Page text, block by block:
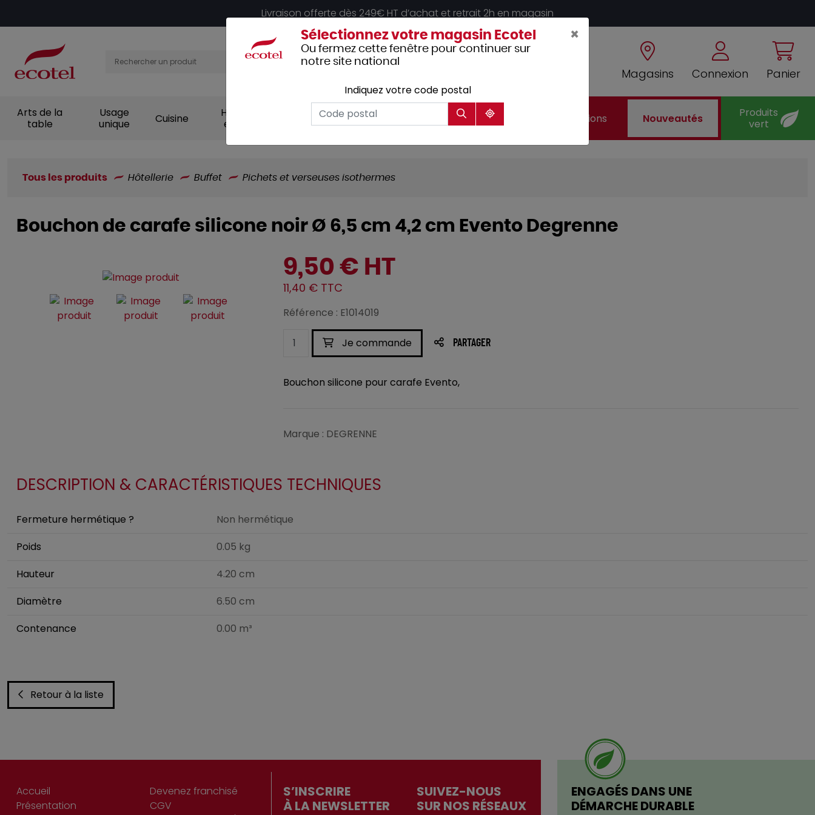
Livraison offerte dès 249€ HT d’achat et retrait 2h en magasin
Magasins Connexion Panier
Arts de la
table
Usage
unique
Cuisine
Hygiène et
entretien
Vêtements
professionnels
Hôtellerie Mobilier Promotions Nouveautés
Produits
vert
Tous les produits Hôtellerie Buffet Pichets et verseuses isothermes
Bouchon de carafe silicone noir Ø 6,5 cm 4,2 cm Evento Degrenne
9,50 € HT
11,40 € TTC
Référence : E1014019
Je commande PARTAGER
Bouchon silicone pour carafe Evento,
Marque : DEGRENNE
DESCRIPTION & CARACTÉRISTIQUES TECHNIQUES
Fermeture hermétique ?
Non hermétique
Poids
0.05 kg
Hauteur
4.20 cm
Diamètre
6.50 cm
Contenance
0.00 m³
Retour à la liste
ENGAGÉS DANS UNE
DÉMARCHE DURABLE
Accueil
Présentation
Devenez franchisé
CGV
S’INSCRIRE
À LA NEWSLETTER
SUIVEZ-NOUS
SUR NOS RÉSEAUX
×
Sélectionnez votre magasin Ecotel
Ou fermez cette fenêtre pour continuer sur
notre site national
Indiquez votre code postal